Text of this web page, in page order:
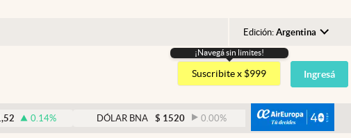
Edición: Argentina
Argentina
España
México
USA
¡Navegá sin limites!
Suscribite x $999 Ingresá
% DÓLAR BNA $ 1520 0.00% DÓLAR BLUE $ 1530